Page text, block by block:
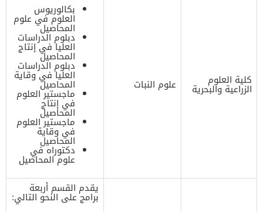
كلية العلوم
الزراعية والبحرية علوم النبات
بكالوريوس
العلوم في علوم
المحاصيل
دبلوم الدراسات
العليا في إنتاج
المحاصيل
دبلوم الدراسات
العليا في وقاية
المحاصيل
ماجستير العلوم
في إنتاج
المحاصيل
ماجستير العلوم
في وقاية
المحاصيل
دكتوراه في
علوم المحاصيل
يقدم القسم أربعة
برامج على النحو التالي: